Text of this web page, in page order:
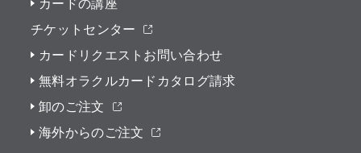
カードの講座
チケットセンター
カードリクエストお問い合わせ
無料オラクルカードカタログ請求
卸のご注文
海外からのご注文